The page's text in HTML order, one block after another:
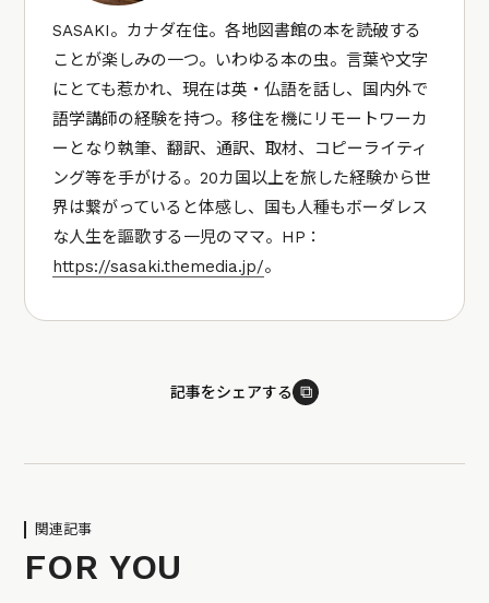
SASAKI。カナダ在住。各地図書館の本を読破する
ことが楽しみの一つ。いわゆる本の虫。言葉や文字
にとても惹かれ、現在は英・仏語を話し、国内外で
語学講師の経験を持つ。移住を機にリモートワーカ
ーとなり執筆、翻訳、通訳、取材、コピーライティ
ング等を手がける。20カ国以上を旅した経験から世
界は繋がっていると体感し、国も人種もボーダレス
な人生を謳歌する一児のママ。HP：
https://sasaki.themedia.jp/。
記事をシェアする ⧉
関連記事
FOR YOU